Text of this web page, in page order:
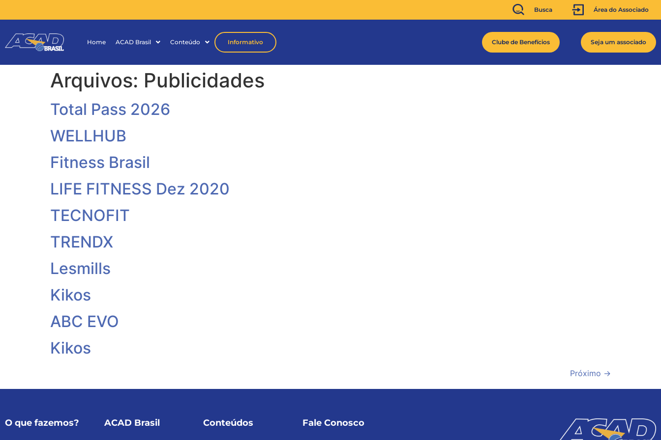
Busca Área do Associado
Home ACAD Brasil Conteúdo Informativo Clube de Benefícios Seja um associado
Arquivos: Publicidades
Total Pass 2026
WELLHUB
Fitness Brasil
LIFE FITNESS Dez 2020
TECNOFIT
TRENDX
Lesmills
Kikos
ABC EVO
Kikos
Próximo →
O que fazemos? ACAD Brasil Conteúdos Fale Conosco